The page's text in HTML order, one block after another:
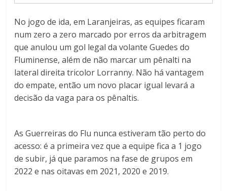
No jogo de ida, em Laranjeiras, as equipes ficaram
num zero a zero marcado por erros da arbitragem
que anulou um gol legal da volante Guedes do
Fluminense, além de não marcar um pênalti na
lateral direita tricolor Lorranny. Não há vantagem
do empate, então um novo placar igual levará a
decisão da vaga para os pênaltis.
As Guerreiras do Flu nunca estiveram tão perto do
acesso: é a primeira vez que a equipe fica a 1 jogo
de subir, já que paramos na fase de grupos em
2022 e nas oitavas em 2021, 2020 e 2019.